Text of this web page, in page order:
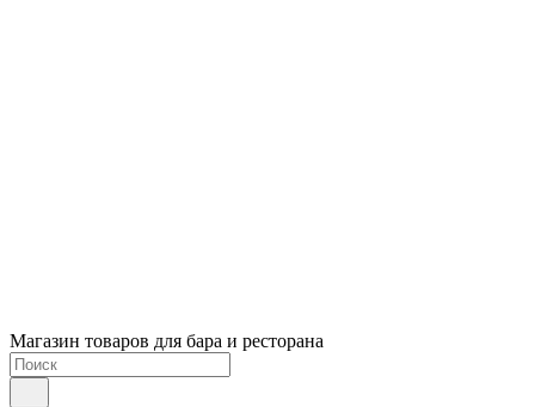
Магазин товаров для бара и ресторана